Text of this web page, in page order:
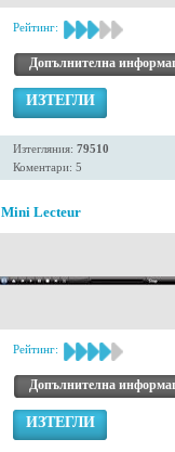
Рейтинг:
Допълнителна
ИЗТЕГЛИ
Изтегляния: 79510
Коментари: 5
Mini Lecteur
Рейтинг:
Допълнителна
ИЗТЕГЛИ